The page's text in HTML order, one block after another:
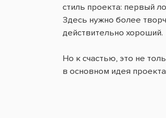
стиль проекта: первый
Здесь нужно более
действительно хороший.
Но к счастью, это не
в основном идея